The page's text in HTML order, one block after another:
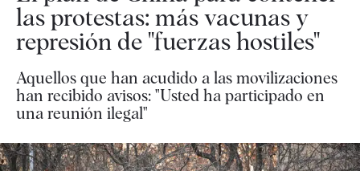
las protestas: más vacunas y
represión de "fuerzas hostiles"
Aquellos que han acudido a las movilizaciones
han recibido avisos: "Usted ha participado en
una reunión ilegal"